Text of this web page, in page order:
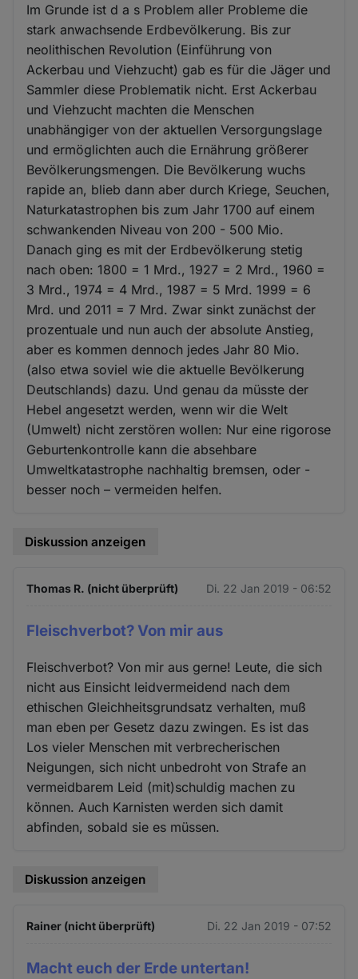
Im Grunde ist d a s Problem aller Probleme die
stark anwachsende Erdbevölkerung. Bis zur
neolithischen Revolution (Einführung von
Ackerbau und Viehzucht) gab es für die Jäger und
Sammler diese Problematik nicht. Erst Ackerbau
und Viehzucht machten die Menschen
unabhängiger von der aktuellen Versorgungslage
und ermöglichten auch die Ernährung größerer
Bevölkerungsmengen. Die Bevölkerung wuchs
rapide an, blieb dann aber durch Kriege, Seuchen,
Naturkatastrophen bis zum Jahr 1700 auf einem
schwankenden Niveau von 200 - 500 Mio.
Danach ging es mit der Erdbevölkerung stetig
nach oben: 1800 = 1 Mrd., 1927 = 2 Mrd., 1960 =
3 Mrd., 1974 = 4 Mrd., 1987 = 5 Mrd. 1999 = 6
Mrd. und 2011 = 7 Mrd. Zwar sinkt zunächst der
prozentuale und nun auch der absolute Anstieg,
aber es kommen dennoch jedes Jahr 80 Mio.
(also etwa soviel wie die aktuelle Bevölkerung
Deutschlands) dazu. Und genau da müsste der
Hebel angesetzt werden, wenn wir die Welt
(Umwelt) nicht zerstören wollen: Nur eine rigorose
Geburtenkontrolle kann die absehbare
Umweltkatastrophe nachhaltig bremsen, oder -
besser noch – vermeiden helfen.
Diskussion anzeigen
Thomas R. (nicht überprüft) Di. 22 Jan 2019 - 06:52
Fleischverbot? Von mir aus
Fleischverbot? Von mir aus gerne! Leute, die sich
nicht aus Einsicht leidvermeidend nach dem
ethischen Gleichheitsgrundsatz verhalten, muß
man eben per Gesetz dazu zwingen. Es ist das
Los vieler Menschen mit verbrecherischen
Neigungen, sich nicht unbedroht von Strafe an
vermeidbarem Leid (mit)schuldig machen zu
können. Auch Karnisten werden sich damit
abfinden, sobald sie es müssen.
Diskussion anzeigen
Rainer (nicht überprüft) Di. 22 Jan 2019 - 07:52
Macht euch der Erde untertan!